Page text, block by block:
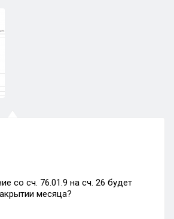
со сч. 76.01.9 на сч. 26 будет
месяца?